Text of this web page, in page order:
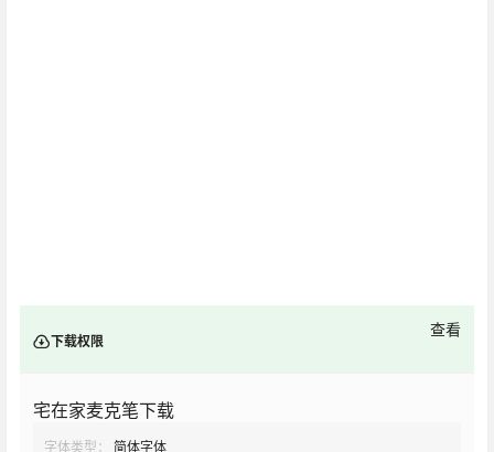
下载权限
查看
宅在家麦克笔下载
字体类型：
简体字体